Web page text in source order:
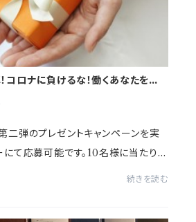
二弾のプレゼントキャンペーンを実
にて応募可能です。10名様に当たりま
い＾＾●第二弾 #テレワーク& #休めな
続きを読む